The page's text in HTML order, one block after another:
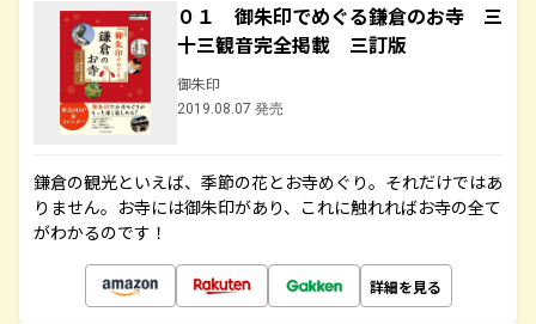
０１ 御朱印でめぐる鎌倉のお寺 三
十三観音完全掲載 三訂版
御朱印
2019.08.07 発売
鎌倉の観光といえば、季節の花とお寺めぐり。それだけではあ
りません。お寺には御朱印があり、これに触れればお寺の全て
がわかるのです！
詳細を見る